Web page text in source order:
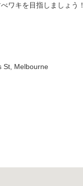
ワキを目指しましょう！
St, Melbourne